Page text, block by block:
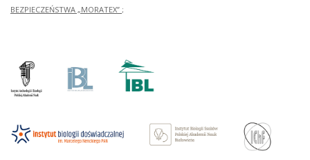
BEZPIECZEŃSTWA „MORATEX” ;